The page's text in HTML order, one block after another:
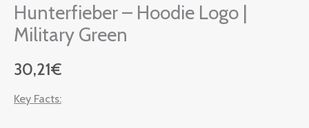
Hunterfieber – Hoodie Logo |
Military Green
30,21€
Key Facts: